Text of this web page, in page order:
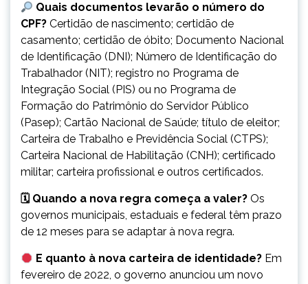
Quais documentos levarão o número do
CPF? Certidão de nascimento; certidão de
casamento; certidão de óbito; Documento Nacional
de Identificação (DNI); Número de Identificação do
Trabalhador (NIT); registro no Programa de
Integração Social (PIS) ou no Programa de
Formação do Patrimônio do Servidor Público
(Pasep); Cartão Nacional de Saúde; título de eleitor;
Carteira de Trabalho e Previdência Social (CTPS);
Carteira Nacional de Habilitação (CNH); certificado
militar; carteira profissional e outros certificados.
🗓 Quando a nova regra começa a valer? Os
governos municipais, estaduais e federal têm prazo
de 12 meses para se adaptar à nova regra.
E quanto à nova carteira de identidade? Em
fevereiro de 2022, o governo anunciou um novo